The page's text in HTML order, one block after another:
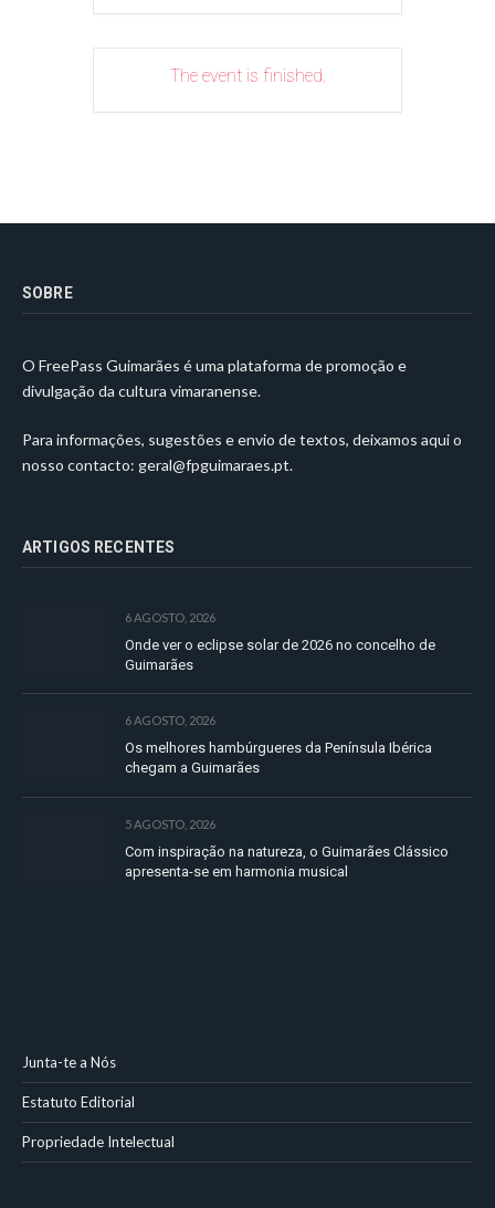
The event is finished.
SOBRE
O FreePass Guimarães é uma plataforma de promoção e
divulgação da cultura vimaranense.
Para informações, sugestões e envio de textos, deixamos aqui o
nosso contacto: geral@fpguimaraes.pt.
ARTIGOS RECENTES
6 AGOSTO, 2026
Onde ver o eclipse solar de 2026 no concelho de
Guimarães
6 AGOSTO, 2026
Os melhores hambúrgueres da Península Ibérica
chegam a Guimarães
5 AGOSTO, 2026
Com inspiração na natureza, o Guimarães Clássico
apresenta-se em harmonia musical
Junta-te a Nós
Estatuto Editorial
Propriedade Intelectual